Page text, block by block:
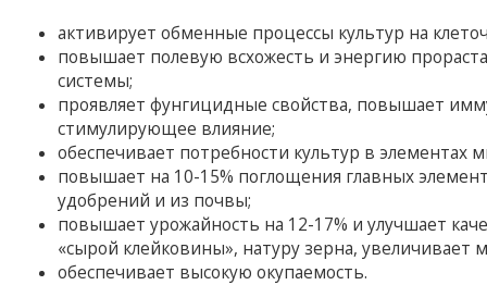
активирует обменные процессы культур на
повышает полевую всхожесть и энергию
системы;
проявляет фунгицидные свойства, повышает
стимулирующее влияние;
обеспечивает потребности культур в элементах
повышает на 10-15% поглощения главных
удобрений и из почвы;
повышает урожайность на 12-17% и улучшает
«сырой клейковины», натуру зерна, увеличивает
обеспечивает высокую окупаемость.